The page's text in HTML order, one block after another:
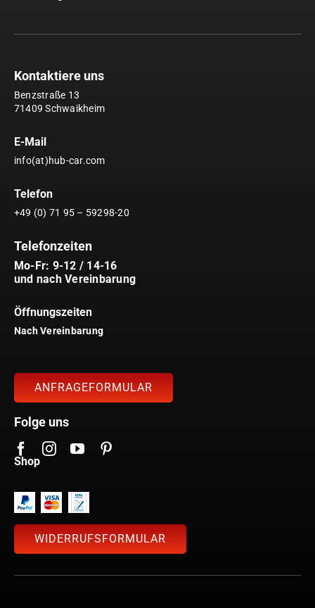
Kontaktiere uns
Benzstraße 13
71409 Schwaikheim
E-Mail
info(at)hub-car.com
Telefon
+49 (0) 71 95 – 59298-20
Telefonzeiten
Mo-Fr: 9-12 / 14-16
und nach Vereinbarung
Öffnungszeiten
Nach Vereinbarung
ANFRAGEFORMULAR
Folge uns
Shop
WIDERRUFSFORMULAR